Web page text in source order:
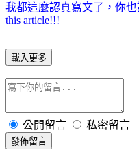
我都這麼認真寫文了，你也
this article!!!
載入更多
公開留言 私密留言
發佈留言